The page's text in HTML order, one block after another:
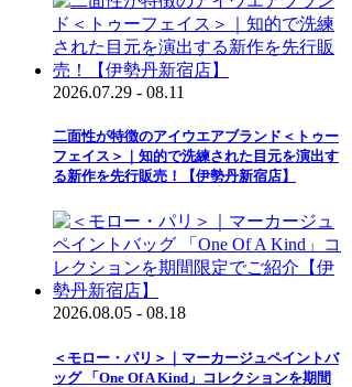
2026.07.29 - 08.11
二面性が特徴のアイウエアブランド＜トゥー
フェイス＞｜知的で洗練された目元を演出す
る新作を先行販売！【伊勢丹新宿店】
2026.08.05 - 08.18
＜モロー・パリ＞｜マーカージュペイントバ
ッグ 「One Of A Kind」コレクションを期間